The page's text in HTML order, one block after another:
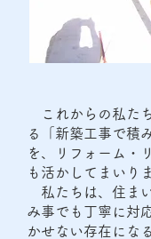
これからの私た
る「新築工事で積
を、リフォーム・
も活かしてまいり
私たちは、住ま
み事でも丁寧に対
かせない存在にな